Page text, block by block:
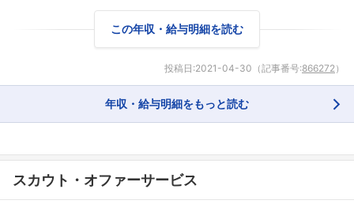
この年収・給与明細を読む
投稿日:2021-04-30 （記事番号:866272）
年収・給与明細をもっと読む
スカウト・オファーサービス